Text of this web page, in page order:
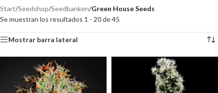
Start/Seedshop/Seedbanken/Green House Seeds
Se muestran los resultados 1 - 20 de 45
Mostrar barra lateral